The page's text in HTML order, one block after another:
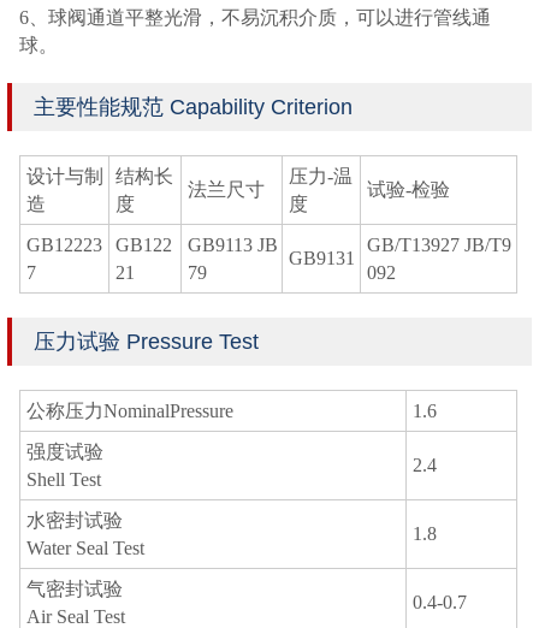
6、球阀通道平整光滑，不易沉积介质，可以进行管线通
球。
主要性能规范 Capability Criterion
设计与制
造
结构长
度
法兰尺寸
压力-温
度
试验-检验
GB12223
7
GB122
21
GB9113 JB
79
GB9131
GB/T13927 JB/T9
092
压力试验 Pressure Test
公称压力NominalPressure
1.6
强度试验
Shell Test
2.4
水密封试验
Water Seal Test
1.8
气密封试验
Air Seal Test
0.4-0.7